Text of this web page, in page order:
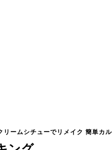
リームシチューでリメイク 簡単カ